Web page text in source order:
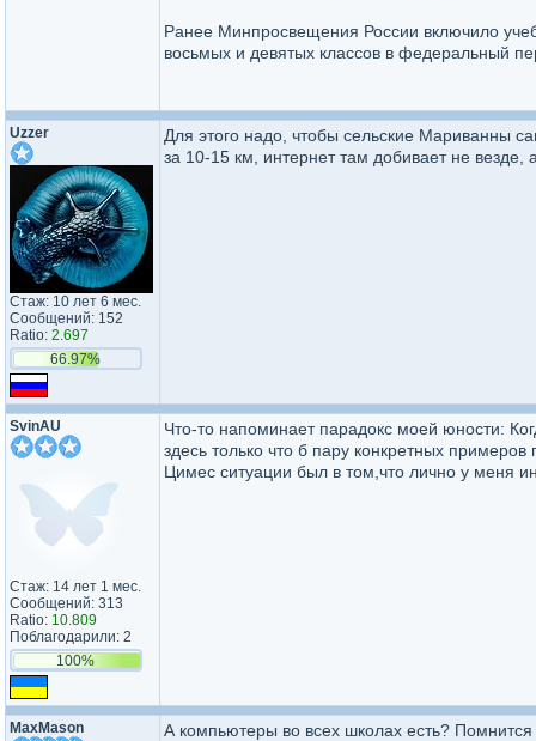
Ранее Минпросвещения России включило
восьмых и девятых классов в федеральный
Uzzer
Стаж: 10 лет 6 мес.
Сообщений: 152
Ratio: 2.697
66.97%
Для этого надо, чтобы сельские Мариванны
за 10-15 км, интернет там добивает не
SvinAU
Стаж: 14 лет 1 мес.
Сообщений: 313
Ratio: 10.809
Поблагодарили: 2
100%
Что-то напоминает парадокс моей юности:
здесь только что б пару конкретных примеров
Цимес ситуации был в том,что лично у меня
MaxMason А компьютеры во всех школах есть?